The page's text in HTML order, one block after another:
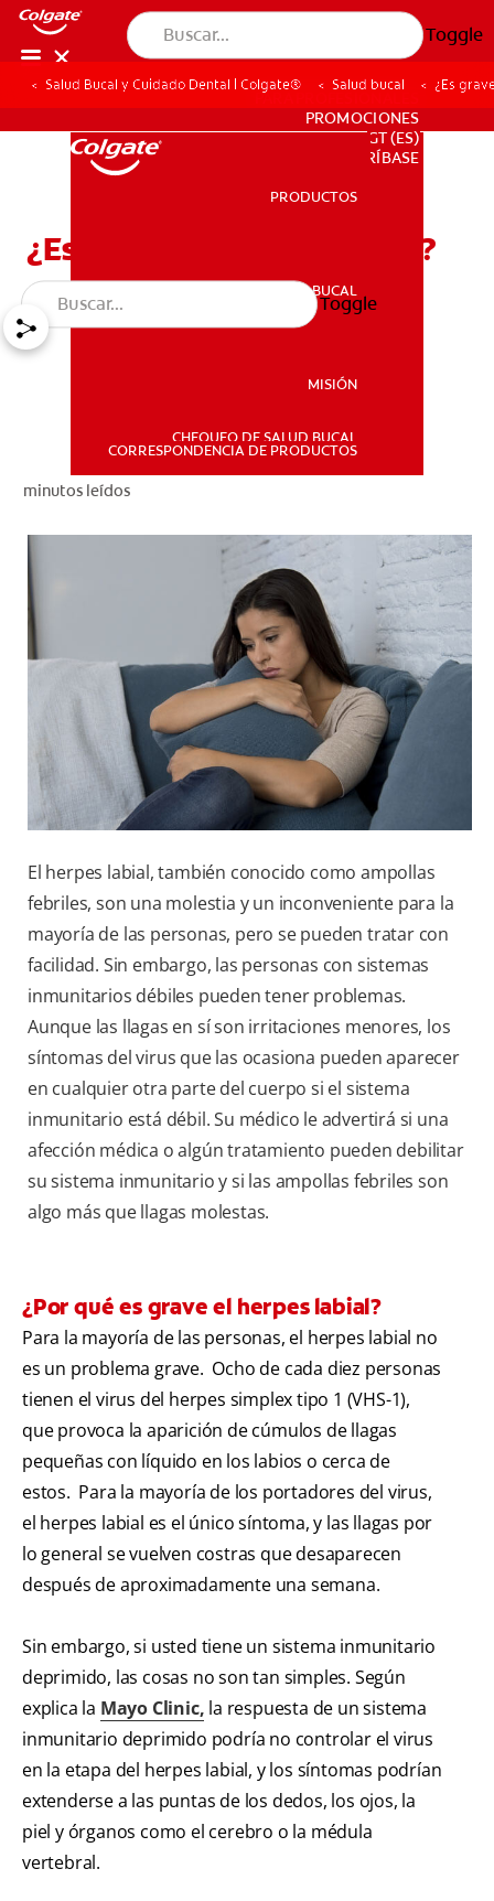
Toggle
SALUD BUCAL
CORRESPONDENCIA DE PRODUCTOS
PARA PROFESIONALES
PROMOCIONES
SUSCRÍBASE
PARA PROFESIONALES
PROMOCIONES
GT (ES)
SUSCRÍBASE
PRODUCTOS
SALUD BUCAL
MISIÓN
CHEQUEO DE SALUD BUCAL
CORRESPONDENCIA DE PRODUCTOS
Toggle
Salud Bucal y Cuidado Dental | Colgate® Salud bucal ¿Es
¿Es grave el herpes labial?
minutos leídos
El herpes labial, también conocido como ampollas
febriles, son una molestia y un inconveniente para la
mayoría de las personas, pero se pueden tratar con
facilidad. Sin embargo, las personas con sistemas
inmunitarios débiles pueden tener problemas.
Aunque las llagas en sí son irritaciones menores, los
síntomas del virus que las ocasiona pueden aparecer
en cualquier otra parte del cuerpo si el sistema
inmunitario está débil. Su médico le advertirá si una
afección médica o algún tratamiento pueden debilitar
su sistema inmunitario y si las ampollas febriles son
algo más que llagas molestas.
¿Por qué es grave el herpes labial?
Para la mayoría de las personas, el herpes labial no
es un problema grave. Ocho de cada diez personas
tienen el virus del herpes simplex tipo 1 (VHS-1),
que provoca la aparición de cúmulos de llagas
pequeñas con líquido en los labios o cerca de
estos. Para la mayoría de los portadores del virus,
el herpes labial es el único síntoma, y las llagas por
lo general se vuelven costras que desaparecen
después de aproximadamente una semana.
Sin embargo, si usted tiene un sistema inmunitario
deprimido, las cosas no son tan simples. Según
explica la Mayo Clinic, la respuesta de un sistema
inmunitario deprimido podría no controlar el virus
en la etapa del herpes labial, y los síntomas podrían
extenderse a las puntas de los dedos, los ojos, la
piel y órganos como el cerebro o la médula
vertebral.